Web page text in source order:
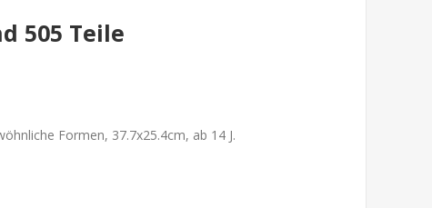
505 Teile
Formen, 37.7x25.4cm, ab 14 J.